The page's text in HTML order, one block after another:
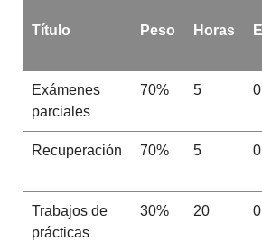
Título Peso Horas
Exámenes
parciales
70% 5
Recuperación 70% 5
Trabajos de
prácticas
30% 20